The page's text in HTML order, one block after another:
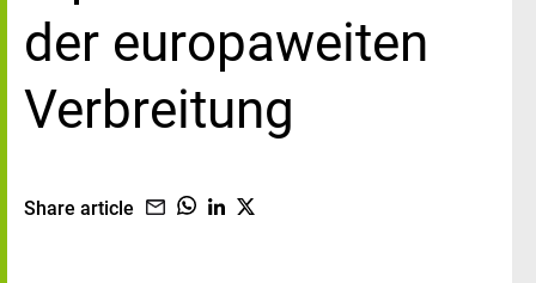
der europaweiten
Verbreitung
Share article